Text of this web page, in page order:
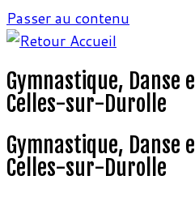
Passer au contenu
Gymnastique, Danse
Celles-sur-Durolle
Gymnastique, Danse
Celles-sur-Durolle